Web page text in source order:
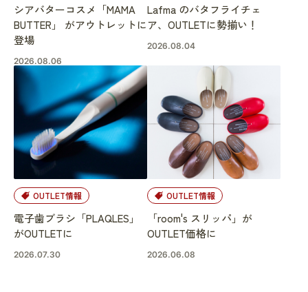
シアバターコスメ「MAMA
BUTTER」 がアウトレットに
登場
2026.08.06
Lafma のバタフライチェ
ア、OUTLETに勢揃い！
2026.08.04
OUTLET情報
電子歯ブラシ「PLAQLES」
がOUTLETに
2026.07.30
OUTLET情報
「room's スリッパ」が
OUTLET価格に
2026.06.08